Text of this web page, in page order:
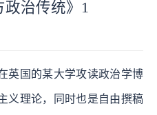
治传统》1
英国的某大学攻读政治学博
义理论，同时也是自由撰稿